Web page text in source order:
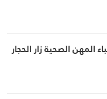
المهن الصحية زار الحجار